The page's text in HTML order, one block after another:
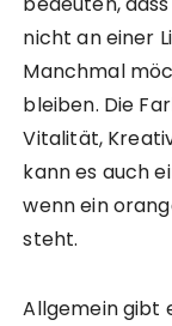
nicht an einer
Manchmal
bleiben. Die
Vitalität,
kann es auch
wenn ein
steht.
Allgemein gibt